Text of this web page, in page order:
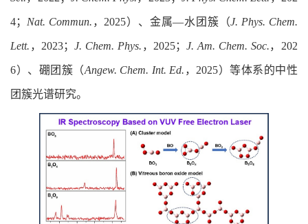
4； Nat. Commun. ，2025）、金属—水团簇（J. Phys. Chem.
Lett. ，2023；J. Chem. Phys. ，2025；J. Am. Chem. Soc.，202
6）、硼团簇（Angew. Chem. Int. Ed. ，2025）等体系的中性
团簇光谱研究。